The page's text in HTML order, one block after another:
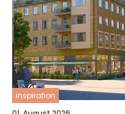
inspiration